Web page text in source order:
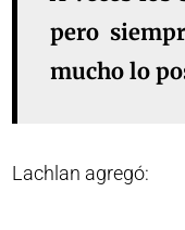
pero
mucho lo
Lachlan agregó: